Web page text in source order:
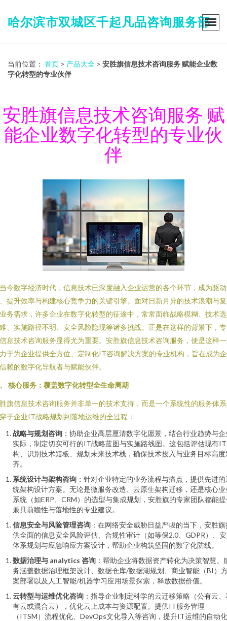
哈尔滨市双城区千起凡品咨询服务部
当前位置： 首页 > 产品大全 > 安胜旗信息技术咨询服务 赋能企业数
字化转型的专业伙伴
安胜旗信息技术咨询服务 赋
能企业数字化转型的专业伙
伴
今数字经济时代，信息技术已深度融入企业运营的各个环节，成为驱
提升效率与构建核心竞争力的关键引擎。面对日新月异的技术浪潮与
务需求，许多企业在数字化转型的征途中，常常面临战略模糊、技术
、实施路径不明、安全风险隐现等诸多挑战。正是在这样的背景下，
息技术咨询服务显得尤为重要。安胜旗信息技术咨询服务，便是这样
于为企业提供全方位、定制化IT咨询解决方案的专业机构，旨在成为
赖的数字化导航者与赋能伙伴。
核心服务：覆盖数字化转型全生命周期
旗信息技术咨询服务并非单一的技术支持，而是一个系统性的服务体
于企业IT战略规划到落地运维的全过程：
战略与规划咨询 ：协助企业高层厘清数字化愿景，结合行业趋势与企
实际，制定切实可行的IT战略蓝图与实施路线图。这包括评估现有
构、识别技术短板、规划未来技术栈，确保技术投入与业务目标高度
齐。
系统设计与架构咨询 ：针对企业特定的业务流程与痛点，提供先进
统架构设计方案。无论是微服务改造、云原生架构迁移，还是核心业
系统（如ERP、CRM）的选型与集成规划，安胜旗的专家团队都能
兼具前瞻性与落地性的专业建议。
信息安全与风险管理咨询 ：在网络安全威胁日益严峻的当下，安胜
供全面的信息安全风险评估、合规性审计（如等保2.0、GDPR）、
体系规划与应急响应方案设计，帮助企业构筑坚固的数字化防线。
数据治理与 analytics 咨询 ：帮助企业将数据资产转化为决策智慧。
务涵盖数据治理框架设计、数据仓库/数据湖规划、商业智能（BI）
案部署以及人工智能/机器学习应用场景探索，释放数据价值。
云转型与运维优化咨询 ：指导企业制定科学的云迁移策略（公有云
有云或混合云），优化云上成本与资源配置。提供IT服务管理
（ITSM）流程优化、DevOps文化导入等咨询，提升IT运维的自动